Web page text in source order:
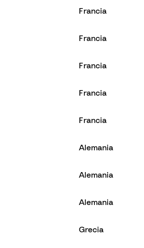
Francia
Francia
Francia
Francia
Francia
Alemania
Alemania
Alemania
Grecia